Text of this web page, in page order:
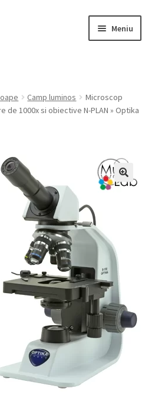
Meniu
personal
Camp luminos
Microscop
de 1000x si obiective N-PLAN » Optika